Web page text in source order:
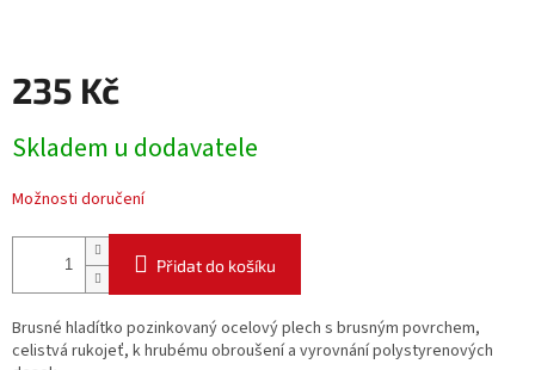
235 Kč
cena:
Skladem u dodavatele
Možnosti doručení
Přidat do košíku
Brusné hladítko pozinkovaný ocelový plech s brusným povrchem,
celistvá rukojeť, k hrubému obroušení a vyrovnání polystyrenových